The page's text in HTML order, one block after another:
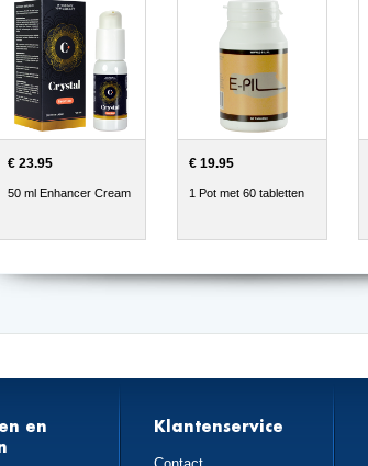
€ 23.95
50 ml Enhancer Cream
€ 19.95
1 Pot met 60 tabletten
en
Klantenservice